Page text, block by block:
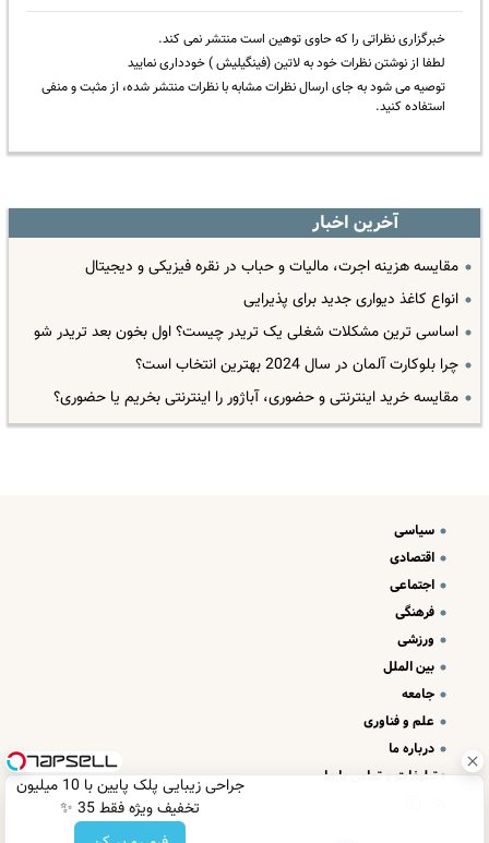
جراحی زیبایی پلک پایین با 10 میلیون
تخفیف ویژه فقط 35 ✨
خبرگزاری نظراتی را که حاوی توهین است منتشر نمی کند.
لطفا از نوشتن نظرات خود به لاتین (فینگیلیش ) خودداری نمایید
توصیه می شود به جای ارسال نظرات مشابه با نظرات منتشر شده، از مثبت و منفی
استفاده کنید.
آخرین اخبار
مقایسه هزینه اجرت، مالیات و حباب در نقره فیزیکی و دیجیتال
انواع کاغذ دیواری جدید برای پذیرایی
اساسی ترین مشکلات شغلی یک تریدر چیست؟ اول بخون بعد تریدر شو
چرا بلوکارت آلمان در سال 2024 بهترین انتخاب است؟
مقایسه خرید اینترنتی و حضوری، آباژور را اینترنتی بخریم یا حضوری؟
سیاسی
اقتصادی
اجتماعی
فرهنگی
ورزشی
بین الملل
جامعه
علم و فناوری
درباره ما
تبلیغات و تماس با ما